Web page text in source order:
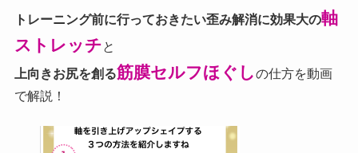
トレーニング前に行っておきたい歪み解消に効果大の軸
ストレッチと
上向きお尻を創る筋膜セルフほぐしの仕方を動画
で解説！